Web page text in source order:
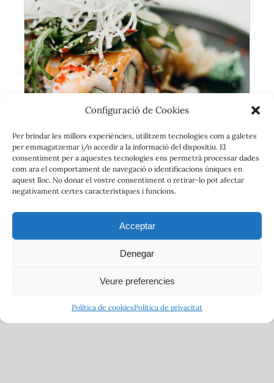
Configuració de Cookies
Per brindar les millors experiències, utilitzem tecnologies com a galetes
per emmagatzemar i/o accedir a la informació del dispositiu. El
consentiment per a aquestes tecnologies ens permetrà processar dades
com ara el comportament de navegació o identificacions úniques en
aquest lloc. No donar el vostre consentiment o retirar-lo pot afectar
negativament certes característiques i funcions.
Acceptar
Denegar
Veure preferencies
Política de cookiesPolítica de privacitat
SELECCIONA OPCIONS / DETALLS
California Rolls
20.00–$40.00